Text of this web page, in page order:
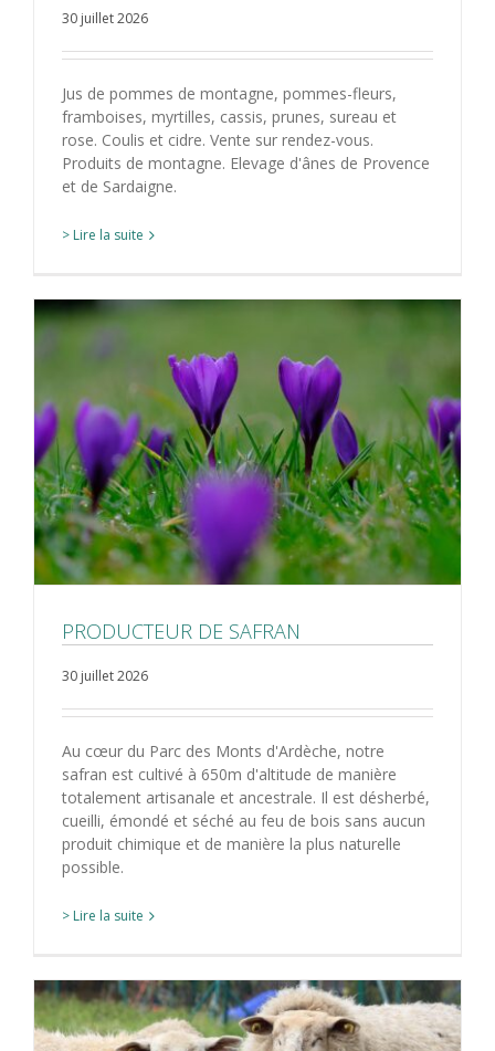
30 juillet 2026
Jus de pommes de montagne, pommes-fleurs,
framboises, myrtilles, cassis, prunes, sureau et
rose. Coulis et cidre. Vente sur rendez-vous.
Produits de montagne. Elevage d'ânes de Provence
et de Sardaigne.
> Lire la suite
PRODUCTEUR DE SAFRAN
30 juillet 2026
Au cœur du Parc des Monts d'Ardèche, notre
safran est cultivé à 650m d'altitude de manière
totalement artisanale et ancestrale. Il est désherbé,
cueilli, émondé et séché au feu de bois sans aucun
produit chimique et de manière la plus naturelle
possible.
> Lire la suite